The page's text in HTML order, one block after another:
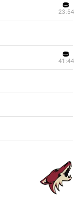
23:54
41:44